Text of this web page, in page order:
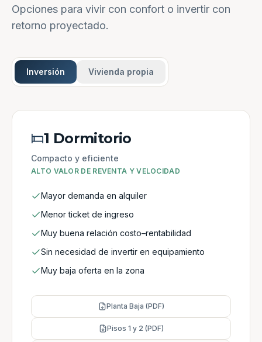
Opciones para vivir con confort o invertir con
retorno proyectado.
Inversión Vivienda propia
1 Dormitorio
Compacto y eficiente
ALTO VALOR DE REVENTA Y VELOCIDAD
Mayor demanda en alquiler
Menor ticket de ingreso
Muy buena relación costo–rentabilidad
Sin necesidad de invertir en equipamiento
Muy baja oferta en la zona
Planta Baja (PDF)
Pisos 1 y 2 (PDF)